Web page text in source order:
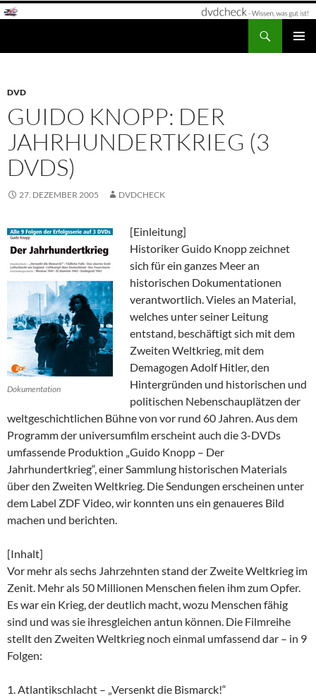
Zum
DVD
GUIDO KNOPP: DER
JAHRHUNDERTKRIEG (3
DVDS)
27. DEZEMBER 2005 DVDCHECK
Dokumentation
[Einleitung]
Historiker Guido Knopp zeichnet
sich für ein ganzes Meer an
historischen Dokumentationen
verantwortlich. Vieles an Material,
welches unter seiner Leitung
entstand, beschäftigt sich mit dem
Zweiten Weltkrieg, mit dem
Demagogen Adolf Hitler, den
Hintergründen und historischen und
politischen Nebenschauplätzen der
weltgeschichtlichen Bühne von vor rund 60 Jahren. Aus dem
Programm der universumfilm erscheint auch die 3-DVDs
umfassende Produktion „Guido Knopp – Der
Jahrhundertkrieg“, einer Sammlung historischen Materials
über den Zweiten Weltkrieg. Die Sendungen erscheinen unter
dem Label ZDF Video, wir konnten uns ein genaueres Bild
machen und berichten.
[Inhalt]
Vor mehr als sechs Jahrzehnten stand der Zweite Weltkrieg im
Zenit. Mehr als 50 Millionen Menschen fielen ihm zum Opfer.
Es war ein Krieg, der deutlich macht, wozu Menschen fähig
sind und was sie ihresgleichen antun können. Die Filmreihe
stellt den Zweiten Weltkrieg noch einmal umfassend dar – in 9
Folgen:
1. Atlantikschlacht – „Versenkt die Bismarck!“